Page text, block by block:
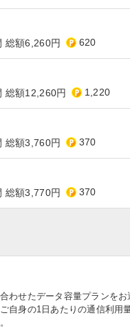
総額6,260円 620
総額12,260円 1,220
総額3,760円 370
総額3,770円 370
せたデータ容量プランをお
自身の1日あたりの通信利用